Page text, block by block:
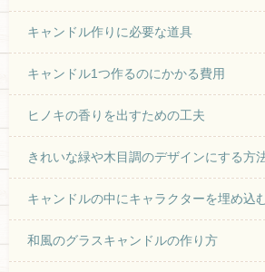
キャンドル作りに必要な道具
キャンドル1つ作るのにかかる費用
ヒノキの香りを出すための工夫
きれいな緑や木目調のデザインにする方
キャンドルの中にキャラクターを埋め込
和風のグラスキャンドルの作り方